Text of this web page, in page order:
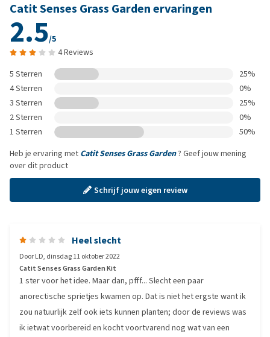
Catit Senses Grass Garden ervaringen
2.5/5
4 Reviews
5 Sterren
25%
4 Sterren
0%
3 Sterren
25%
2 Sterren
0%
1 Sterren
50%
Heb je ervaring met Catit Senses Grass Garden? Geef jouw mening
over dit product
Schrijf jouw eigen review
Heel slecht
DoorLD, dinsdag 11 oktober 2022
Catit Senses Grass Garden Kit
1 ster voor het idee. Maar dan, pfff... Slecht een paar
anorectische sprietjes kwamen op. Dat is niet het ergste want ik
zou natuurlijk zelf ook iets kunnen planten; door de reviews was
ik ietwat voorbereid en kocht voortvarend nog wat van een